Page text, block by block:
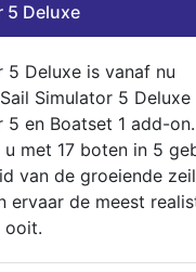
5 Deluxe
5 Deluxe is vanaf nu
Simulator 5
5 en Boatset 1 add-on.
u met 17 boten in 5
van de groeiende zeil
ervaar de meest
ooit.